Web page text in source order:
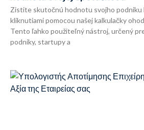
Zistite skutočnú hodnotu svojho podniku
kliknutiami pomocou našej kalkulačky
Tento ľahko použiteľný nástroj, určený
podniky, startupy a